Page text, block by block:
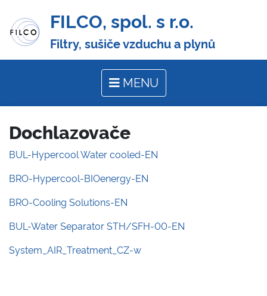
FILCO, spol. s r.o.
Filtry, sušiče vzduchu a plynů
MENU
Dochlazovače
BUL-Hypercool Water cooled-EN
BRO-Hypercool-BIOenergy-EN
BRO-Cooling Solutions-EN
BUL-Water Separator STH/SFH-00-EN
System_AIR_Treatment_CZ-w